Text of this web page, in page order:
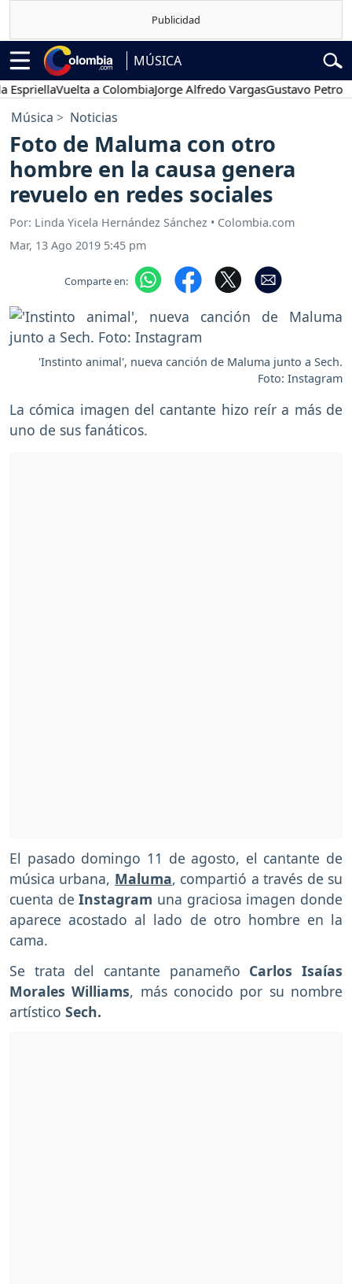
MÚSICA
Vuelta a ColombiaJorge Alfredo VargasGustavo Petro
Música Noticias
Foto de Maluma con otro
hombre en la causa genera
revuelo en redes sociales
Por: Linda Yicela Hernández Sánchez • Colombia.com
Mar, 13 Ago 2019 5:45 pm
Comparte en:
'Instinto animal', nueva canción de Maluma junto a Sech.
Foto: Instagram
La cómica imagen del cantante hizo reír a más de
uno de sus fanáticos.
El pasado domingo 11 de agosto, el cantante de
música urbana, Maluma, compartió a través de su
cuenta deInstagram una graciosa imagen donde
aparece acostado al lado de otro hombre en la
cama.
Se trata del cantante panameño Carlos Isaías
Morales Williams, más conocido por su nombre
artístico Sech.